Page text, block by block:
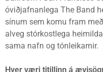
óviðjafnanlega The Band
sínum sem komu fram
alveg stórkostlega
sama nafn og tónleikarnir.
Hver væri titillinn á